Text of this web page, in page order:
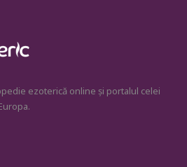
ezoterică online și portalul celei